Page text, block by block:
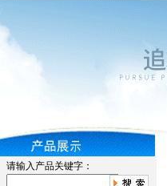
请输入产品关键字：